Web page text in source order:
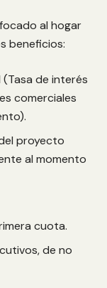
al hogar
beneficios:
(Tasa de interés
comerciales
proyecto
al momento
cuota.
de no